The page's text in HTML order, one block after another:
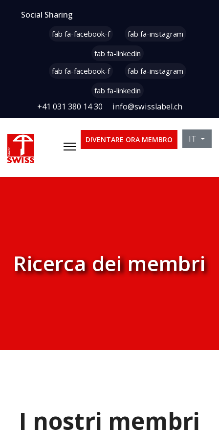
Social Sharing
fab fa-facebook-f
fab fa-instagram
fab fa-linkedin
fab fa-facebook-f
fab fa-instagram
fab fa-linkedin
+41 031 380 14 30 info@swisslabel.ch
DIVENTARE ORA MEMBRO IT
Ricerca dei membri
I nostri membri